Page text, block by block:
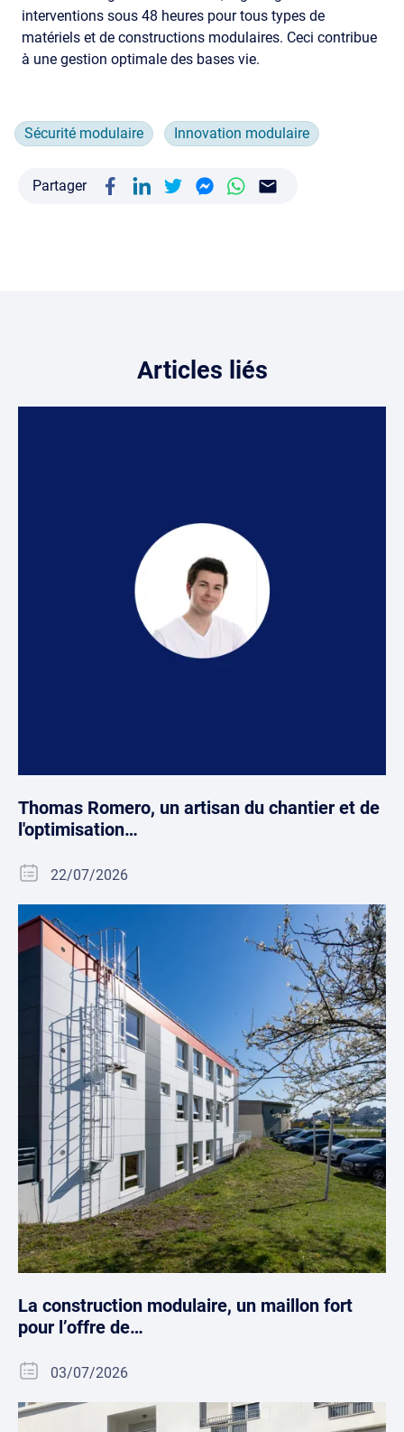
interventions sous 48 heures pour tous types de
matériels et de constructions modulaires. Ceci contribue
à une gestion optimale des bases vie.
Sécurité modulaire Innovation modulaire
Partager
Articles liés
Thomas Romero, un artisan du chantier et de
l'optimisation…
22/07/2026
La construction modulaire, un maillon fort
pour l’offre de…
03/07/2026